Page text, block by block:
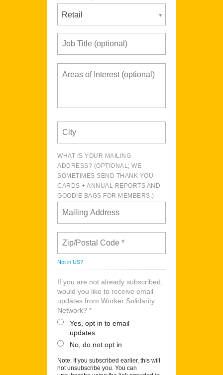
Retail
WHAT IS YOUR MAILING
ADDRESS? (OPTIONAL; WE
SOMETIMES SEND THANK YOU
CARDS + ANNUAL REPORTS AND
GOODIE BAGS FOR MEMBERS.)
Not inUS?
If you are not already subscribed,
would you like to receive email
updates from Worker Solidarity
Network? *
Yes, opt in to email
updates
No, do not opt in
Note: If you subscribed earlier, this will
not unsubscribe you. You can